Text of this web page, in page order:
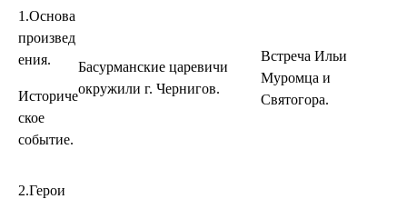
1.Основа
произвед
ения.
Историче
ское
событие.
Басурманские царевичи
окружили г. Чернигов.
Встреча Ильи
Муромца и
Святогора.
2.Герои